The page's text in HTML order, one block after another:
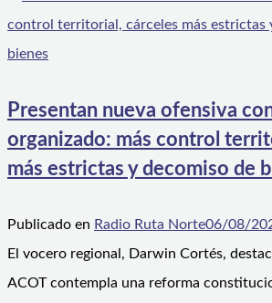
Presentan nueva ofensiva
organizado: más control
más estrictas y decomiso de
Publicado en Radio Ruta Norte06/08/
El vocero regional, Darwin Cortés,
ACOT contempla una reforma